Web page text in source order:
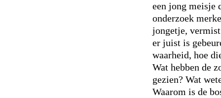
een jong meisje
onderzoek
jongetje,
er juist is
waarheid, hoe
Wat hebben de
gezien? Wat
Waarom is de